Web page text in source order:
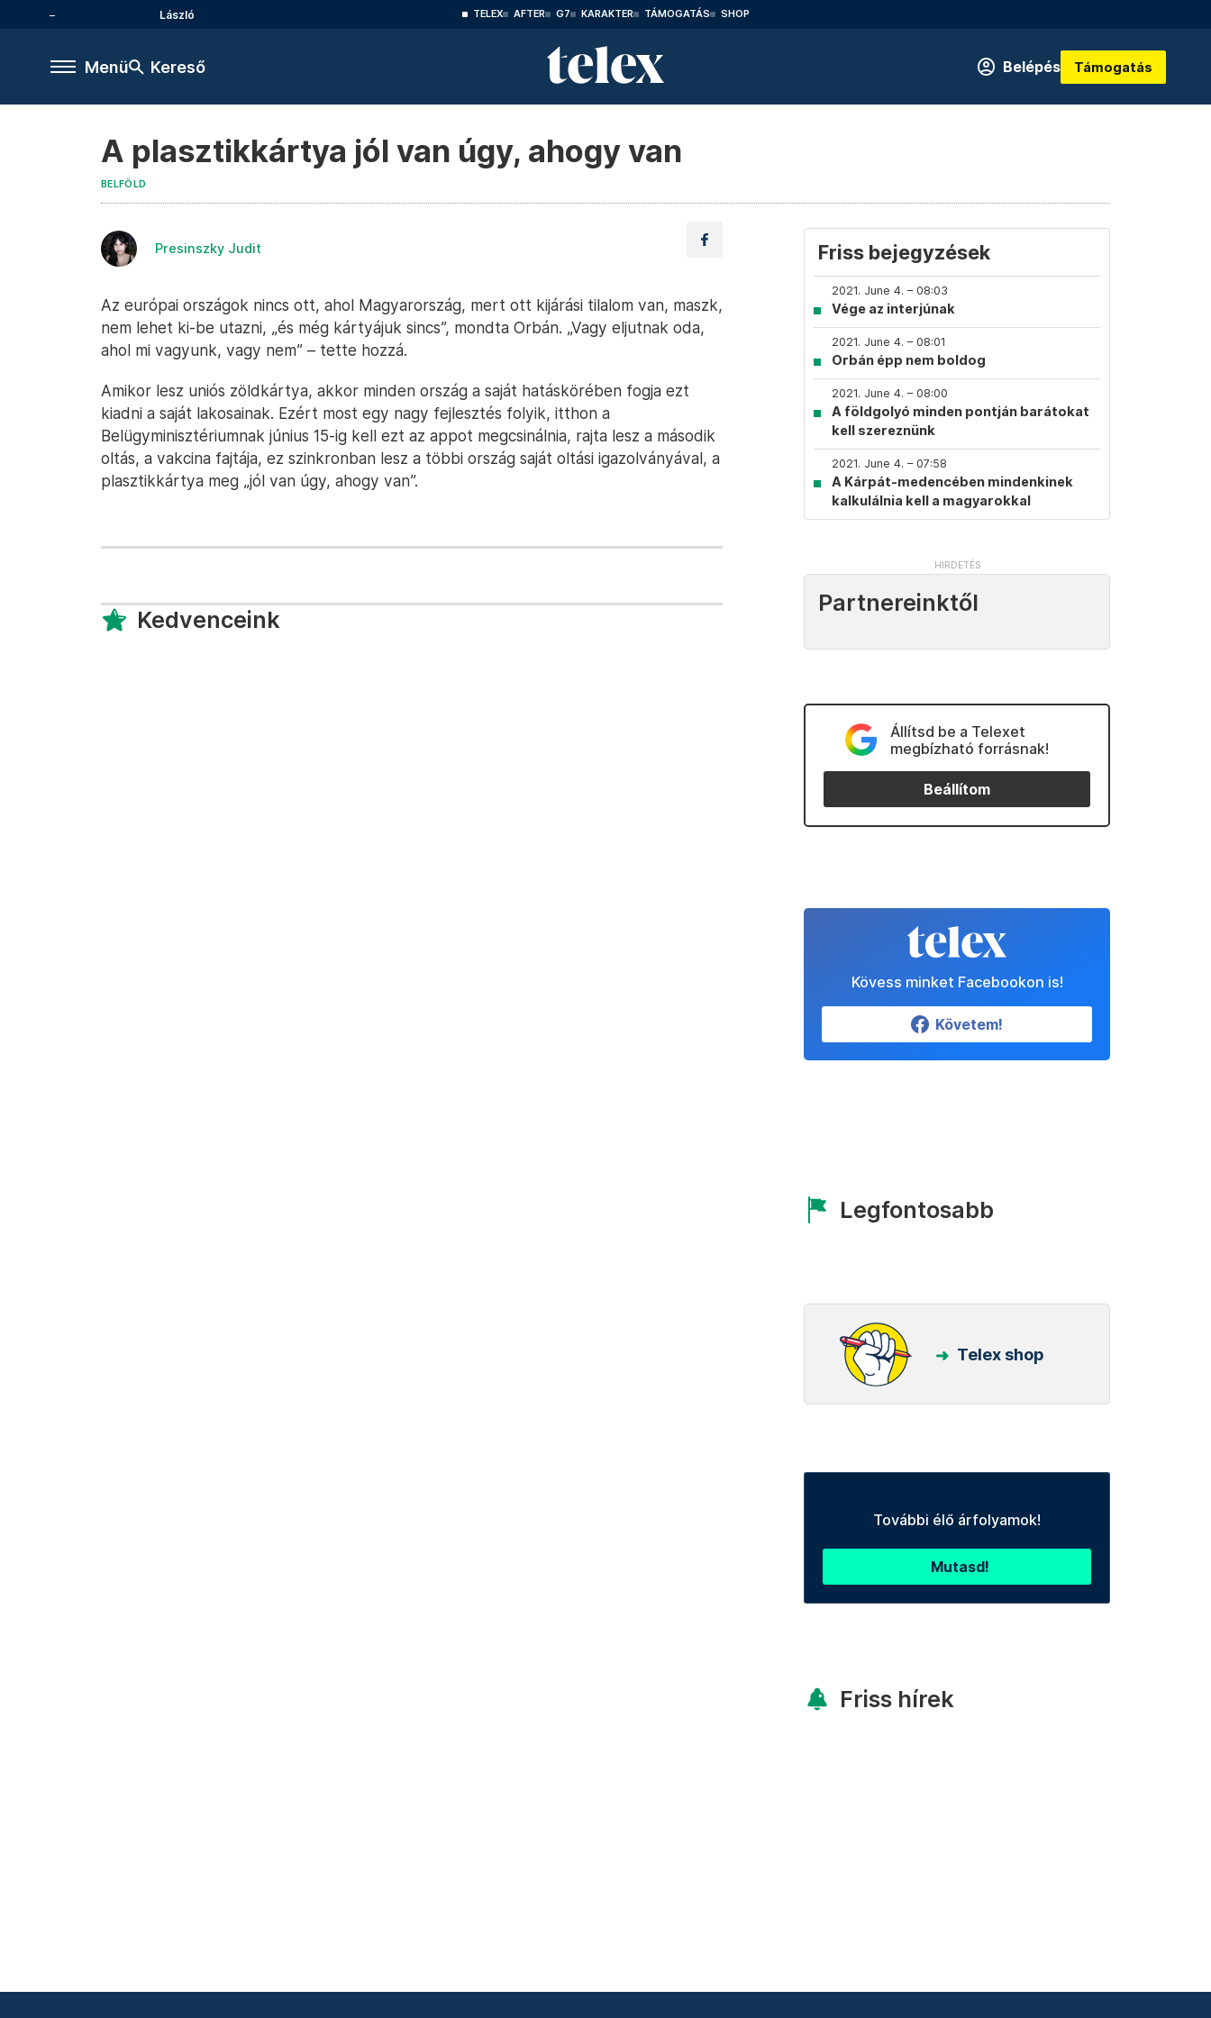
László TELEX AFTER G7 KARAKTER TÁMOGATÁS SHOP
Menü Kereső Belépés Támogatás
A plasztikkártya jól van úgy, ahogy van
BELFÖLD
Presinszky Judit
Az európai országok nincs ott, ahol Magyarország, mert ott kijárási tilalom van, maszk,
nem lehet ki-be utazni, „és még kártyájuk sincs”, mondta Orbán. „Vagy eljutnak oda,
ahol mi vagyunk, vagy nem” – tette hozzá.
Amikor lesz uniós zöldkártya, akkor minden ország a saját hatáskörében fogja ezt
kiadni a saját lakosainak. Ezért most egy nagy fejlesztés folyik, itthon a
Belügyminisztériumnak június 15-ig kell ezt az appot megcsinálnia, rajta lesz a második
oltás, a vakcina fajtája, ez szinkronban lesz a többi ország saját oltási igazolványával, a
plasztikkártya meg „jól van úgy, ahogy van”.
Kedvenceink
Friss bejegyzések
2021. June 4. – 08:03
Vége az interjúnak
2021. June 4. – 08:01
Orbán épp nem boldog
2021. June 4. – 08:00
A földgolyó minden pontján barátokat
kell szereznünk
2021. June 4. – 07:58
A Kárpát-medencében mindenkinek
kalkulálnia kell a magyarokkal
Partnereinktől
Állítsd be a Telexet
megbízható forrásnak!
Beállítom
Kövess minket Facebookon is!
Követem!
Legfontosabb
Telex shop
További élő árfolyamok!
Mutasd!
Friss hírek